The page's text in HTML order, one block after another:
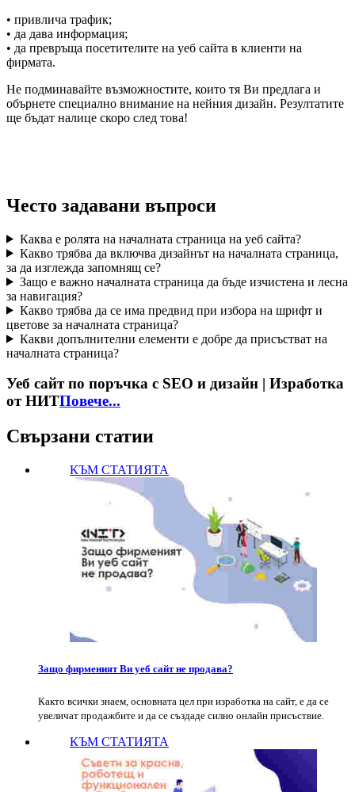
• привлича трафик;
• да дава информация;
• да превръща посетителите на уеб сайта в клиенти на
фирмата.
Не подминавайте възможностите, които тя Ви предлага и
обърнете специално внимание на нейния дизайн. Резултатите
ще бъдат налице скоро след това!
Често задавани въпроси
Каква е ролята на началната страница на уеб сайта?
Какво трябва да включва дизайнът на началната страница,
за да изглежда запомнящ се?
Защо е важно началната страница да бъде изчистена и лесна
за навигация?
Какво трябва да се има предвид при избора на шрифт и
цветове за началната страница?
Какви допълнителни елементи е добре да присъстват на
началната страница?
Уеб сайт по поръчка с SEO и дизайн | Изработка
от НИТПовече...
Свързани статии
КЪМ СТАТИЯТА
Защо фирменият Ви уеб сайт не продава?
Както всички знаем, основната цел при изработка на сайт, е да се
увеличат продажбите и да се създаде силно онлайн присъствие.
КЪМ СТАТИЯТА